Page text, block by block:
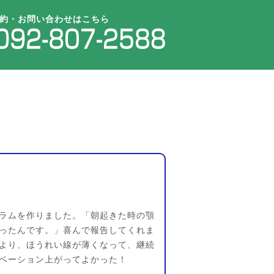
・お問い合わせはこちら
ムを作りました。「朝起きた時の顎
たんです。」喜んで報告してくれま
り、ほうれい線が薄くなって、継続
ーション上がってよかった！